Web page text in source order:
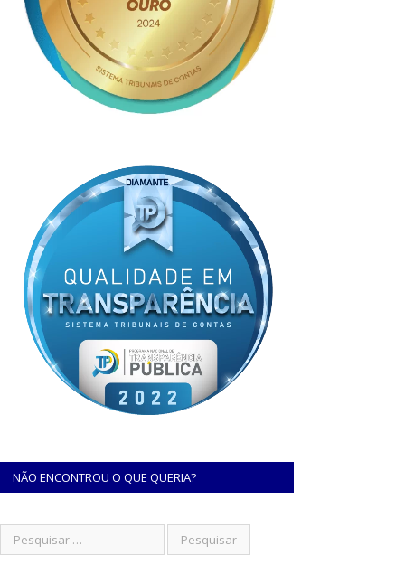
NÃO ENCONTROU O QUE QUERIA?